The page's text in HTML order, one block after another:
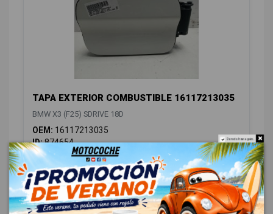
TAPA EXTERIOR COMBUSTIBLE 16117213035
BMW X3 (F25) SDRIVE 18D
OEM: 16117213035
ID:874654
18,00 € Sin IVA
21,78 € Con IVA
Do not show again.